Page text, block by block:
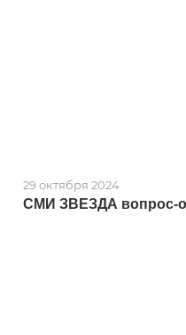
СМИ ЗВЕЗДА вопрос-
29 октября 2024